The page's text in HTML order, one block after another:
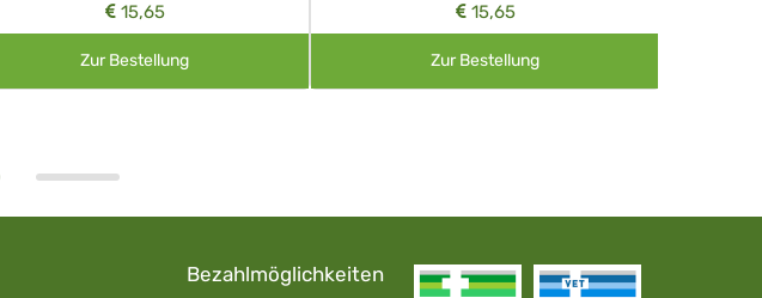
15,65
Zur Bestellung
15,65
Zur Bestellung
Bezahlmöglichkeiten